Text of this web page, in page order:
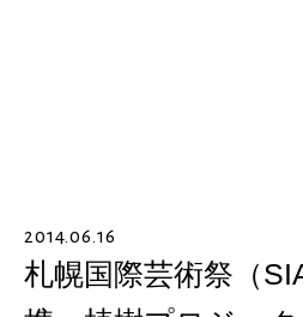
2014.06.16
札幌国際芸術祭（